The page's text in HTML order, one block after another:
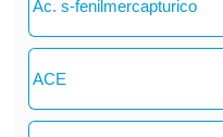
Ac. s-fenilmercapturico
ACE